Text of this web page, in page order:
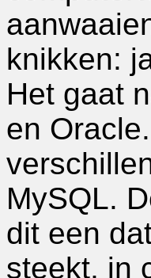
knikken:
Het gaat
en
MySQL.
dit een
steekt, in